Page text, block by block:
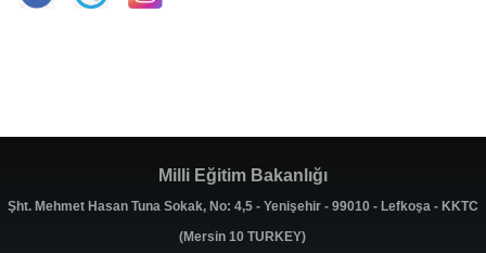
Milli Eğitim Bakanlığı
Şht. Mehmet Hasan Tuna Sokak, No: 4,5 - Yenişehir - 99010 - Lefkoşa - KKTC
(Mersin 10 TURKEY)